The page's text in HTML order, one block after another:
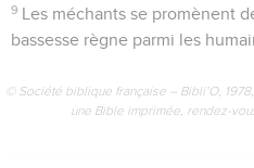
9 Les méchants se promènent
bassesse règne parmi les
© Société biblique française – Bibli’O,
une Bible imprimée, rendez-